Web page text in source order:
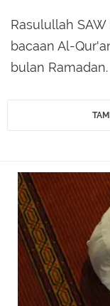
Rasulullah
bacaan Al-
bulan Ramadan.